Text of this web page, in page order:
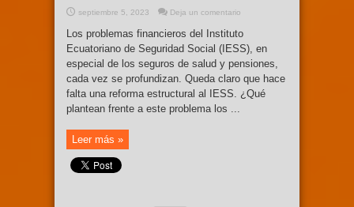
septiembre 5, 2023 Deja un comentario
Los problemas financieros del Instituto
Ecuatoriano de Seguridad Social (IESS), en
especial de los seguros de salud y pensiones,
cada vez se profundizan. Queda claro que hace
falta una reforma estructural al IESS. ¿Qué
plantean frente a este problema los ...
Leer más »